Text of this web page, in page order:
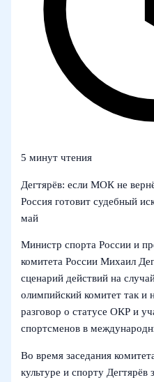
5 минут чтения
Дегтярёв: если МОК не
Россия готовит судебный
май
Министр спорта России и
комитета России Михаил
сценарий действий на
олимпийский комитет так и
разговор о статусе ОКР и
спортсменов в
Во время заседания
культуре и спорту Дегтярёв